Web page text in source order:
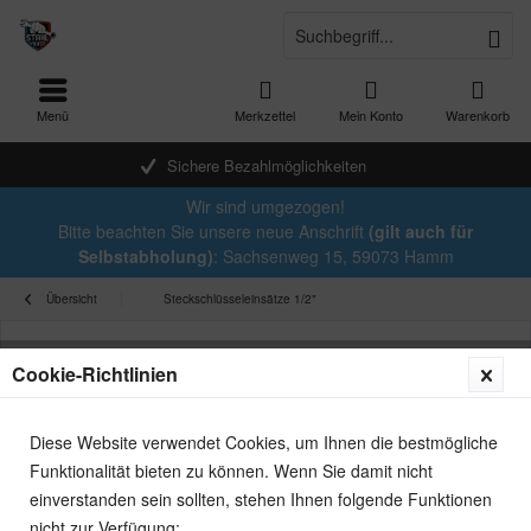
Sichere Bezahlmöglichkeiten
Warenkorb
Merkzettel Mein Konto
Menü
Wir sind umgezogen!
Bitte beachten Sie unsere neue Anschrift (gilt auch für
Selbstabholung): Sachsenweg 15, 59073 Hamm
Übersicht Steckschlüsseleinsätze 1/2"
Cookie-Richtlinien
Diese Website verwendet Cookies, um Ihnen die bestmögliche
Funktionalität bieten zu können. Wenn Sie damit nicht
einverstanden sein sollten, stehen Ihnen folgende Funktionen